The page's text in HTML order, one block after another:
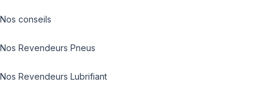
Nos conseils
Nos Revendeurs Pneus
Nos Revendeurs Lubrifiant